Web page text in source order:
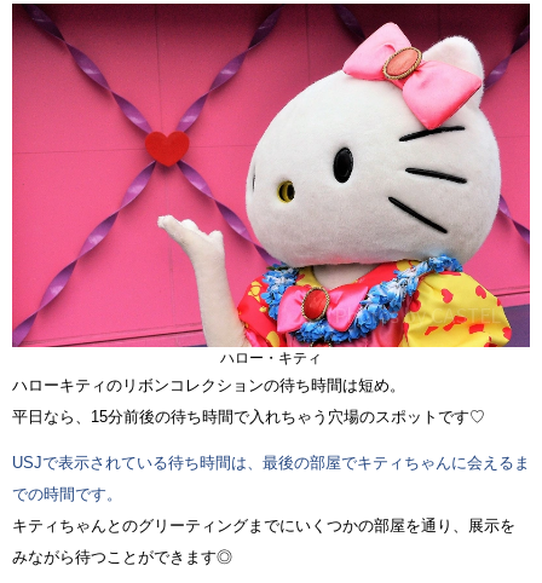
ハロー・キティ
ハローキティのリボンコレクションの待ち時間は短め。
平日なら、15分前後の待ち時間で入れちゃう穴場のスポットです♡
USJで表示されている待ち時間は、最後の部屋でキティちゃんに会えるま
での時間です。
キティちゃんとのグリーティングまでにいくつかの部屋を通り、展示を
みながら待つことができます◎